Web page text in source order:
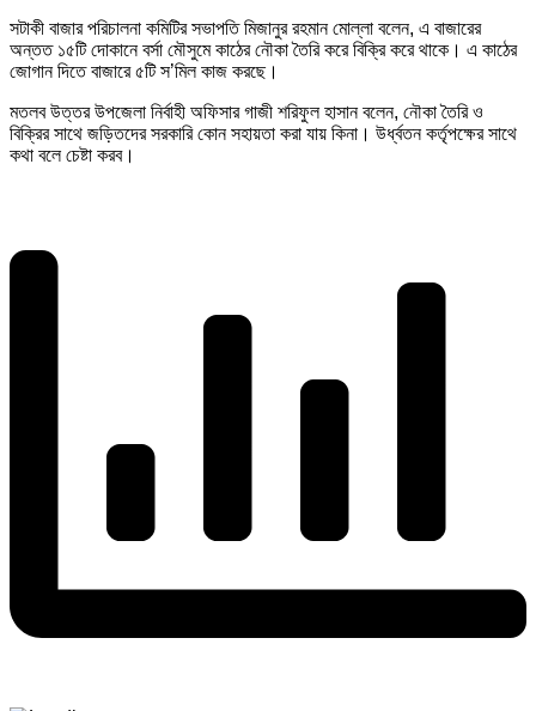
সটাকী বাজার পরিচালনা কমিটির সভাপতি মিজানুর রহমান মোল্লা বলেন, এ বাজারের
অন্তত ১৫টি দোকানে বর্সা মৌসুমে কাঠের নৌকা তৈরি করে বিক্রি করে থাকে। এ কাঠের
জোগান দিতে বাজারে ৫টি স’মিল কাজ করছে।
মতলব উত্তর উপজেলা নির্বাহী অফিসার গাজী শরিফুল হাসান বলেন, নৌকা তৈরি ও
বিক্রির সাথে জড়িতদের সরকারি কোন সহায়তা করা যায় কিনা। উর্ধ্বতন কর্তৃপক্ষের সাথে
কথা বলে চেষ্টা করব।